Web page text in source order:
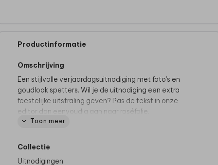
Productinformatie
Omschrijving
Een stijlvolle verjaardagsuitnodiging met foto's en
goudlook spetters. Wil je de uitnodiging een extra
feestelijke uitstraling geven? Pas de tekst in onze
editor dan eenvoudig aan naar roséfolie.
• Maak de uitnodiging compleet met een metallic
Toon meer
Collectie
Uitnodigingen